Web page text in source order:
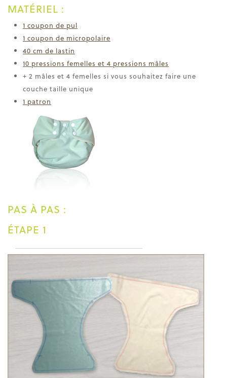
MATÉRIEL :
1 coupon de pul
1 coupon de micropolaire
40 cm de lastin
10 pressions femelles et 4 pressions mâles
+ 2 mâles et 4 femelles si vous souhaitez faire une
couche taille unique
1 patron
PAS À PAS :
ÉTAPE 1